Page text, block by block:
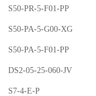
S50-PR-5-F01-PP
S50-PA-5-G00-XG
S50-PA-5-F01-PP
DS2-05-25-060-JV
S7-4-E-P